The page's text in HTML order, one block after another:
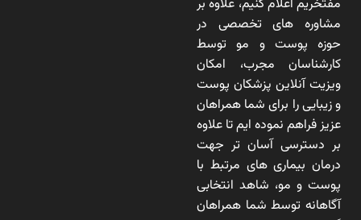
مفتخریم اعلام کنیم، علاوه بر
مشاوره های تخصصی در
حوزه پوست و مو توسط
کارشناسان مجرب، امکان
ویزیت آنلاین پزشکان پوست
و زیبایی را برای شما همراهان
عزیز فراهم نموده ایم تا علاوه
بر دسترسی آسان تر جهت
درمان بیماری های مرتبط با
پوست و مو، شاهد انتخابی
آگاهانه توسط شما همراهان